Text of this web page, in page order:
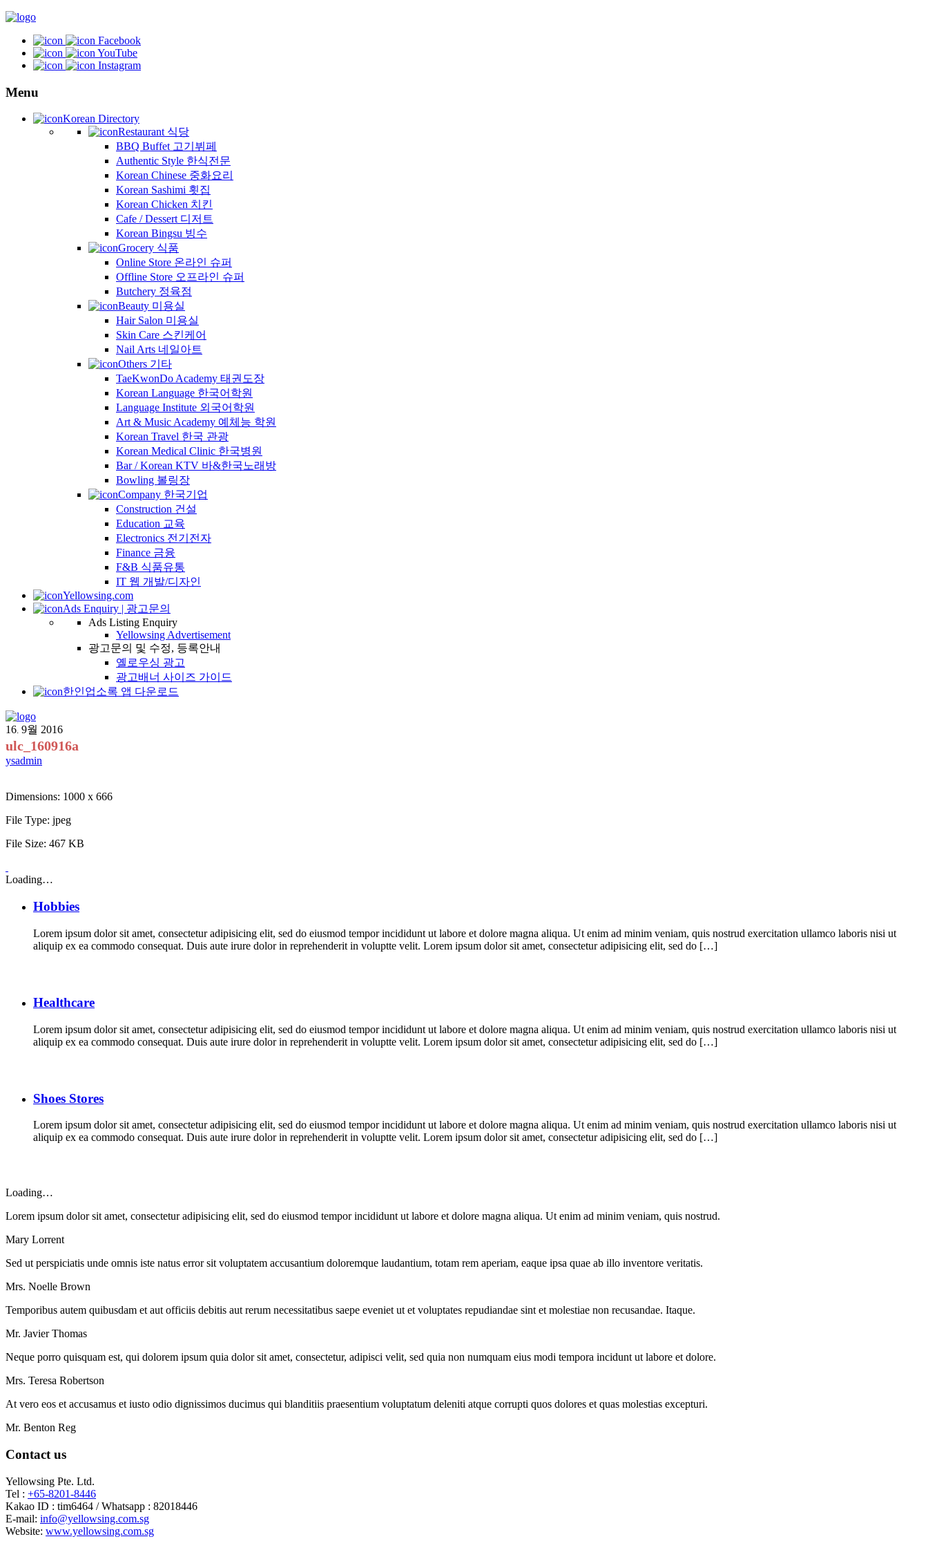
Facebook
YouTube
Instagram
Menu
Korean Directory
Restaurant 식당
BBQ Buffet 고기뷔페
Authentic Style 한식전문
Korean Chinese 중화요리
Korean Sashimi 횟집
Korean Chicken 치킨
Cafe / Dessert 디저트
Korean Bingsu 빙수
Grocery 식품
Online Store 온라인 슈퍼
Offline Store 오프라인 슈퍼
Butchery 정육점
Beauty 미용실
Hair Salon 미용실
Skin Care 스킨케어
Nail Arts 네일아트
Others 기타
TaeKwonDo Academy 태권도장
Korean Language 한국어학원
Language Institute 외국어학원
Art & Music Academy 예체능 학원
Korean Travel 한국 관광
Korean Medical Clinic 한국병원
Bar / Korean KTV 바&한국노래방
Bowling 볼링장
Company 한국기업
Construction 건설
Education 교육
Electronics 전기전자
Finance 금융
F&B 식품유통
IT 웹 개발/디자인
Yellowsing.com
Ads Enquiry | 광고문의
Ads Listing Enquiry
Yellowsing Advertisement
광고문의 및 수정, 등록안내
옐로우싱 광고
광고배너 사이즈 가이드
한인업소록 앱 다운로드
16. 9월 2016
ulc_160916a
ysadmin
Dimensions: 1000 x 666
File Type: jpeg
File Size: 467 KB
Loading…
Hobbies
Lorem ipsum dolor sit amet, consectetur adipisicing elit, sed do eiusmod tempor incididunt ut labore et dolore magna aliqua. Ut enim ad minim veniam, quis nostrud exercitation ullamco laboris nisi ut
aliquip ex ea commodo consequat. Duis aute irure dolor in reprehenderit in voluptte velit. Lorem ipsum dolor sit amet, consectetur adipisicing elit, sed do […]
Healthcare
Lorem ipsum dolor sit amet, consectetur adipisicing elit, sed do eiusmod tempor incididunt ut labore et dolore magna aliqua. Ut enim ad minim veniam, quis nostrud exercitation ullamco laboris nisi ut
aliquip ex ea commodo consequat. Duis aute irure dolor in reprehenderit in voluptte velit. Lorem ipsum dolor sit amet, consectetur adipisicing elit, sed do […]
Shoes Stores
Lorem ipsum dolor sit amet, consectetur adipisicing elit, sed do eiusmod tempor incididunt ut labore et dolore magna aliqua. Ut enim ad minim veniam, quis nostrud exercitation ullamco laboris nisi ut
aliquip ex ea commodo consequat. Duis aute irure dolor in reprehenderit in voluptte velit. Lorem ipsum dolor sit amet, consectetur adipisicing elit, sed do […]
Loading…
Lorem ipsum dolor sit amet, consectetur adipisicing elit, sed do eiusmod tempor incididunt ut labore et dolore magna aliqua. Ut enim ad minim veniam, quis nostrud.
Mary Lorrent
Sed ut perspiciatis unde omnis iste natus error sit voluptatem accusantium doloremque laudantium, totam rem aperiam, eaque ipsa quae ab illo inventore veritatis.
Mrs. Noelle Brown
Temporibus autem quibusdam et aut officiis debitis aut rerum necessitatibus saepe eveniet ut et voluptates repudiandae sint et molestiae non recusandae. Itaque.
Mr. Javier Thomas
Neque porro quisquam est, qui dolorem ipsum quia dolor sit amet, consectetur, adipisci velit, sed quia non numquam eius modi tempora incidunt ut labore et dolore.
Mrs. Teresa Robertson
At vero eos et accusamus et iusto odio dignissimos ducimus qui blanditiis praesentium voluptatum deleniti atque corrupti quos dolores et quas molestias excepturi.
Mr. Benton Reg
Contact us
Yellowsing Pte. Ltd.
Tel : +65-8201-8446
Kakao ID : tim6464 / Whatsapp : 82018446
E-mail: info@yellowsing.com.sg
Website: www.yellowsing.com.sg